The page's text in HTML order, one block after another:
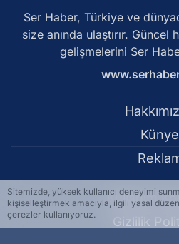
Ser Haber, Türkiye ve
size anında ulaştırır.
gelişmelerini Ser
Künye
Kullanım
Gizlilik
Sitemizde, yüksek kullanıcı deneyimi
kişiselleştirmek amacıyla, ilgili yasal
çerezler kullanıyoruz.